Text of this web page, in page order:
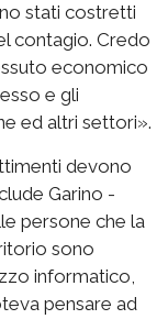
stati costretti
contagio. Credo
economico
e gli
ed altri settori».
devono
Garino -
persone che la
sono
informatico,
pensare ad